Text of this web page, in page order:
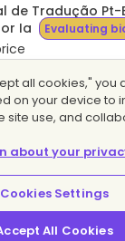
de Tradução Pt-
Ia
Evaluating
–
bids
all cookies," you
on your device to
site use, and
about your
Cookies Settings
All Cookies